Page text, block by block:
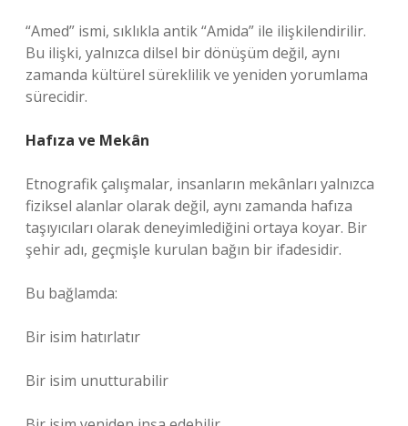
“Amed” ismi, sıklıkla antik “Amida” ile ilişkilendirilir.
Bu ilişki, yalnızca dilsel bir dönüşüm değil, aynı
zamanda kültürel süreklilik ve yeniden yorumlama
sürecidir.
Hafıza ve Mekân
Etnografik çalışmalar, insanların mekânları yalnızca
fiziksel alanlar olarak değil, aynı zamanda hafıza
taşıyıcıları olarak deneyimlediğini ortaya koyar. Bir
şehir adı, geçmişle kurulan bağın bir ifadesidir.
Bu bağlamda:
Bir isim hatırlatır
Bir isim unutturabilir